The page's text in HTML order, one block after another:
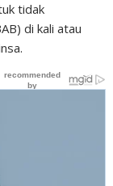
tidak
di kali atau